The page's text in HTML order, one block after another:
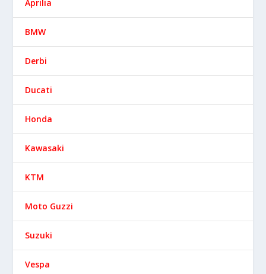
Aprilia
BMW
Derbi
Ducati
Honda
Kawasaki
KTM
Moto Guzzi
Suzuki
Vespa